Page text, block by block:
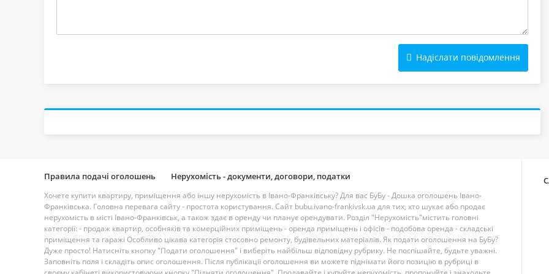
Надіслати повідомлення
Правила подачі оголошень Нерухомість - документи, договори, податки
Хочете купити квартиру, приміщення або іншу нерухомість в Івано-Франківську? Для вас БуБу - Дошка оголошень Івано-
Франківська. Головна перевага сайту - простота користування. Сайт bubu.ivano-frankivsk.ua для тих, хто шукає або продає
нерухомість в місті Івано-Франківськ, а також здає в оренду чи планує орендувати. Розділ "Нерухомість"містить головні
категорії: - продаж квартир, особняків та комерційних приміщень - оренда приміщень і офісів - подобова оренда - складські
приміщення та гаражі Особливо цікава категорія стосовно ремонту, будівельних матеріалів. Як подати оголошення на БуБу?
Дуже просто! Натисніть кнопку "Подати оголошення" і виберіть найбільш відповідну рубрику. Не поспішайте, будьте уважні.
Заповніть поля і складіть опис оголошення. Після публікації оголошення ви можете піднімати його позицію в рубриці в